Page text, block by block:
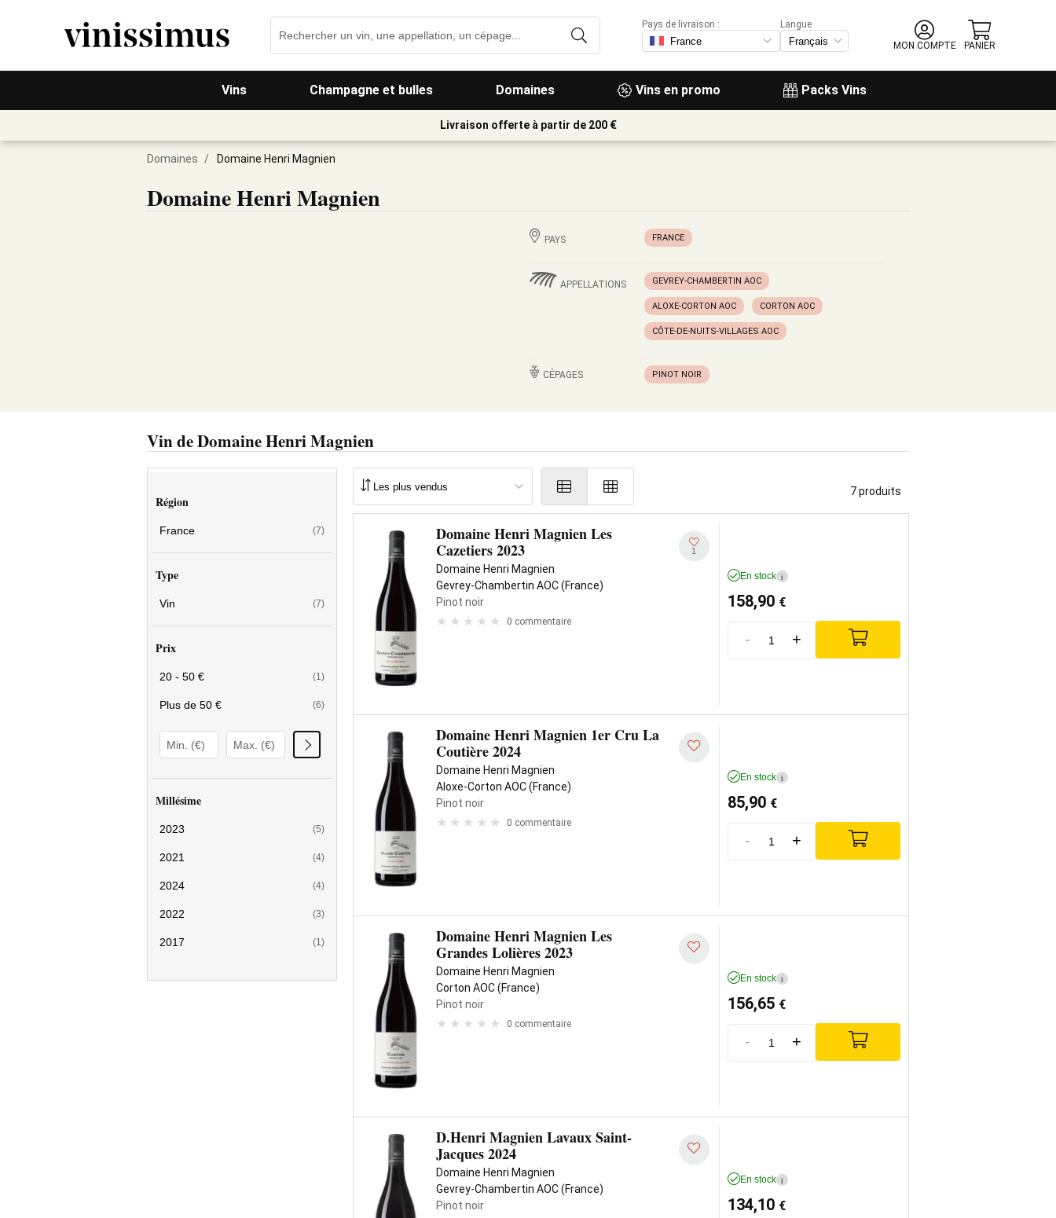
Vins Champagne et bulles Domaines Vins en promo Packs Vins
Pays de livraison :
Langue
MON COMPTE
PANIER
Livraison offerte à partir de 200 €
Domaines / Domaine Henri Magnien
Domaine Henri Magnien
PAYS FRANCE
APPELLATIONS GEVREY-CHAMBERTIN AOC
ALOXE-CORTON AOC CORTON AOC
CÔTE-DE-NUITS-VILLAGES AOC
CÉPAGES PINOT NOIR
Vin de Domaine Henri Magnien
Région
France (7)
Type
Vin (7)
Prix
20 - 50 € (1)
Plus de 50 € (6)
Millésime
2023 (5)
2021 (4)
2024 (4)
2022 (3)
2017 (1)
7 produits
Domaine Henri Magnien Les
Cazetiers 2023
Domaine Henri Magnien
Gevrey-Chambertin AOC (France)
Pinot noir
0 commentaire
1
En stock i
158,90 €
- +
Domaine Henri Magnien 1er Cru La
Coutière 2024
Domaine Henri Magnien
Aloxe-Corton AOC (France)
Pinot noir
0 commentaire
En stock i
85,90 €
- +
Domaine Henri Magnien Les
Grandes Lolières 2023
Domaine Henri Magnien
Corton AOC (France)
Pinot noir
0 commentaire
En stock i
156,65 €
- +
D.Henri Magnien Lavaux Saint-
Jacques 2024
Domaine Henri Magnien
Gevrey-Chambertin AOC (France)
Pinot noir
En stock i
134,10 €